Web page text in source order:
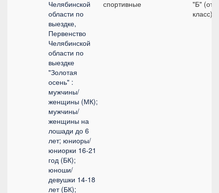
Челябинской
области по
выездке,
Первенство
Челябинской
области по
выездке
"Золотая
осень" :
мужчины/
женщины (МК);
мужчины/
женщины на
лошади до 6
лет; юниоры/
юниорки 16-21
год (БК);
юноши/
девушки 14-18
лет (БК);
спортивные
"Б"
класс)